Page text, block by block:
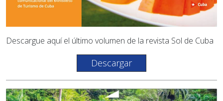
Descargue aquí el último volumen de la revista Sol de Cuba
Descargar